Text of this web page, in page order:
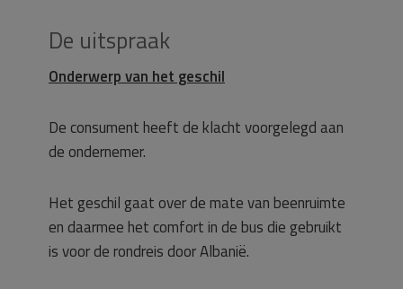
De uitspraak
Onderwerp van het geschil
De consument heeft de klacht voorgelegd aan
de ondernemer.
Het geschil gaat over de mate van beenruimte
en daarmee het comfort in de bus die gebruikt
is voor de rondreis door Albanië.